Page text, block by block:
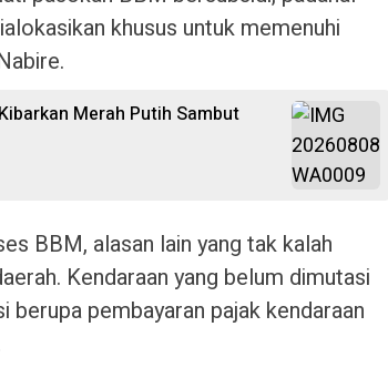
khusus untuk memenuhi
Merah Putih Sambut
BBM, alasan lain yang tak kalah
Kendaraan yang belum dimutasi
pembayaran pajak kendaraan